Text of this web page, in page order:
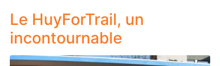
Le HuyForTrail, un
incontournable